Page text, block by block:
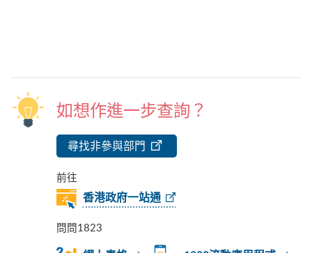
如想作進一步查詢？
尋找非參與部門
前往
香港政府一站通
問問1823